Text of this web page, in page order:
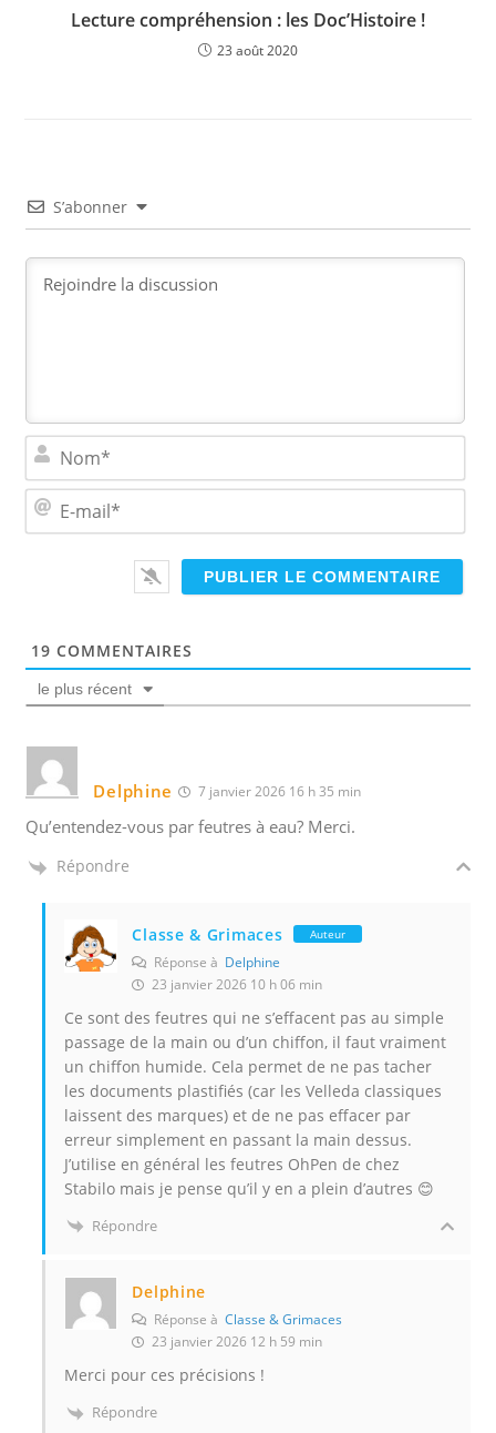
Lecture compréhension : les Doc’Histoire !
23 août 2020
S’abonner
m
a
19 COMMENTAIRES
le plus récent
Delphine 7 janvier 2026 16 h 35 min
Qu’entendez-vous par feutres à eau? Merci.
Répondre
Classe & Grimaces Auteur
Réponse à Delphine
23 janvier 2026 10 h 06 min
Ce sont des feutres qui ne s’effacent pas au simple
passage de la main ou d’un chiffon, il faut vraiment
un chiffon humide. Cela permet de ne pas tacher
les documents plastifiés (car les Velleda classiques
laissent des marques) et de ne pas effacer par
erreur simplement en passant la main dessus.
J’utilise en général les feutres OhPen de chez
Stabilo mais je pense qu’il y en a plein d’autres 😊
Répondre
Delphine
Réponse àClasse & Grimaces
23 janvier 2026 12 h 59 min
Merci pour ces précisions !
Répondre